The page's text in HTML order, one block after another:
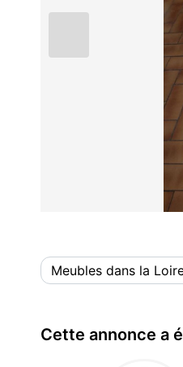
Meubles dans la
Cette annonce a